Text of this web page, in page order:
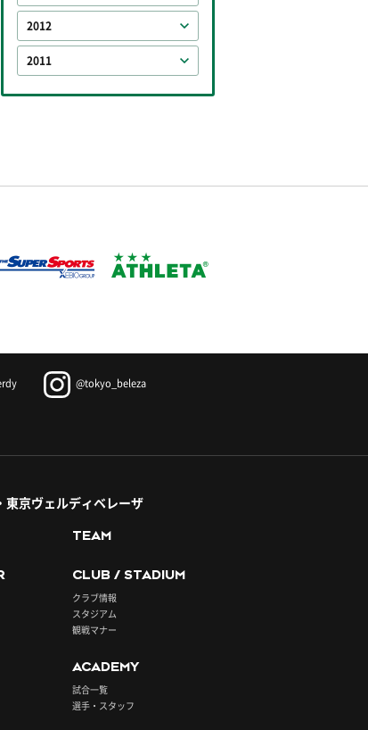
2012
2011
@tokyo_beleza
東京ヴェルディベレーザ
TEAM
CLUB / STADIUM
クラブ情報
スタジアム
観戦マナー
ACADEMY
試合一覧
選手・スタッフ